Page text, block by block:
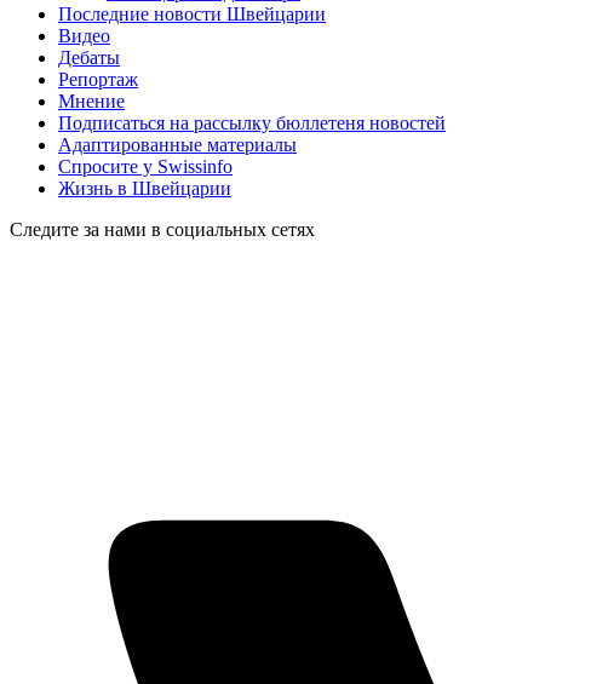
Последние новости Швейцарии
Видео
Дебаты
Репортаж
Мнение
Подписаться на рассылку бюллетеня новостей
Адаптированные материалы
Спросите у Swissinfo
Жизнь в Швейцарии
Следите за нами в социальных сетях